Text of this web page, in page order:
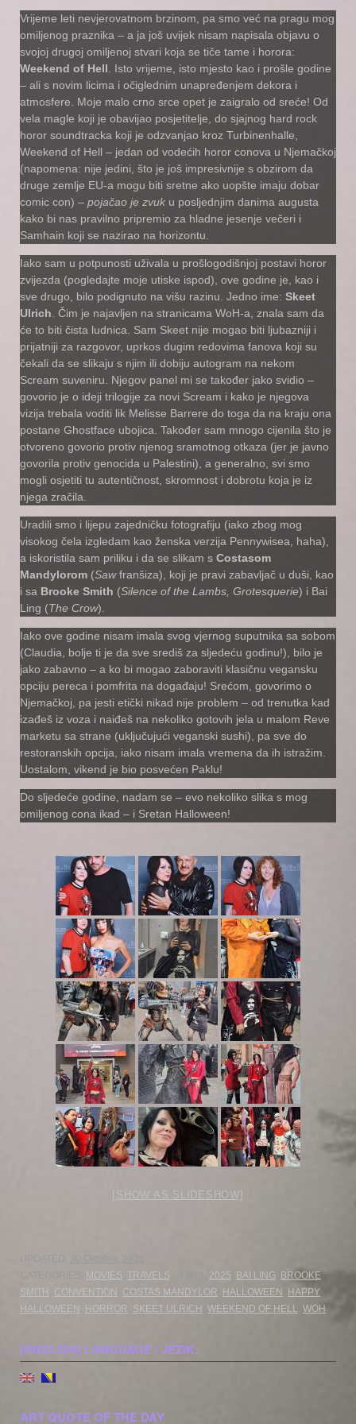
Vrijeme leti nevjerovatnom brzinom, pa smo već na pragu mog
omiljenog praznika – a ja još uvijek nisam napisala objavu o
svojoj drugoj omiljenoj stvari koja se tiče tame i horora:
Weekend of Hell . Isto vrijeme, isto mjesto kao i prošle godine
– ali s novim licima i očiglednim unapređenjem dekora i
atmosfere. Moje malo crno srce opet je zaigralo od sreće! Od
vela magle koji je obavijao posjetitelje, do sjajnog hard rock
horor soundtracka koji je odzvanjao kroz Turbinenhalle,
Weekend of Hell – jedan od vodećih horor conova u Njemačkoj
(napomena: nije jedini, što je još impresivnije s obzirom da
druge zemlje EU-a mogu biti sretne ako uopšte imaju dobar
comic con) – pojačao je zvuk u posljednjim danima augusta
kako bi nas pravilno pripremio za hladne jesenje večeri i
Samhain koji se nazirao na horizontu.
Iako sam u potpunosti uživala u prošlogodišnjoj postavi horor
zvijezda (pogledajte moje utiske ispod), ove godine je, kao i
sve drugo, bilo podignuto na višu razinu. Jedno ime: Skeet
Ulrich . Čim je najavljen na stranicama WoH-a, znala sam da
će to biti čista ludnica. Sam Skeet nije mogao biti ljubazniji i
prijatniji za razgovor, uprkos dugim redovima fanova koji su
čekali da se slikaju s njim ili dobiju autogram na nekom
Scream suveniru. Njegov panel mi se također jako svidio –
govorio je o ideji trilogije za novi Scream i kako je njegova
vizija trebala voditi lik Melisse Barrere do toga da na kraju ona
postane Ghostface ubojica. Također sam mnogo cijenila što je
otvoreno govorio protiv njenog sramotnog otkaza (jer je javno
govorila protiv genocida u Palestini), a generalno, svi smo
mogli osjetiti tu autentičnost, skromnost i dobrotu koja je iz
njega zračila.
Uradili smo i lijepu zajedničku fotografiju (iako zbog mog
visokog čela izgledam kao ženska verzija Pennywisea, haha),
a iskoristila sam priliku i da se slikam s Costasom
Mandylorom (Sawfranšiza), koji je pravi zabavljač u duši, kao
i sa Brooke Smith (Silence of the Lambs, Grotesquerie) i Bai
Ling (The Crow).
Iako ove godine nisam imala svog vjernog suputnika sa sobom
(Claudia, bolje ti je da sve središ za sljedeću godinu!), bilo je
jako zabavno – a ko bi mogao zaboraviti klasičnu vegansku
opciju pereca i pomfrita na događaju! Srećom, govorimo o
Njemačkoj, pa jesti etički nikad nije problem – od trenutka kad
izađeš iz voza i naiđeš na nekoliko gotovih jela u malom Reve
marketu sa strane (uključujući veganski sushi), pa sve do
restoranskih opcija, iako nisam imala vremena da ih istražim.
Uostalom, vikend je bio posvećen Paklu!
Do sljedeće godine, nadam se – evo nekoliko slika s mog
omiljenog cona ikad – i Sretan Halloween!
[SHOW AS SLIDESHOW]
MOVIES TRAVELS 2025 BAI LING BROOKE
SMITH
CONVENTION COSTAS MANDYLOR HALLOWEEN HAPPY
HALLOWEEN
HORROR SKEET ULRICH WEEKEND OF HELL WOH
(ENGLISH) LANGUAGE / JEZIK:
ART QUOTE OF THE DAY